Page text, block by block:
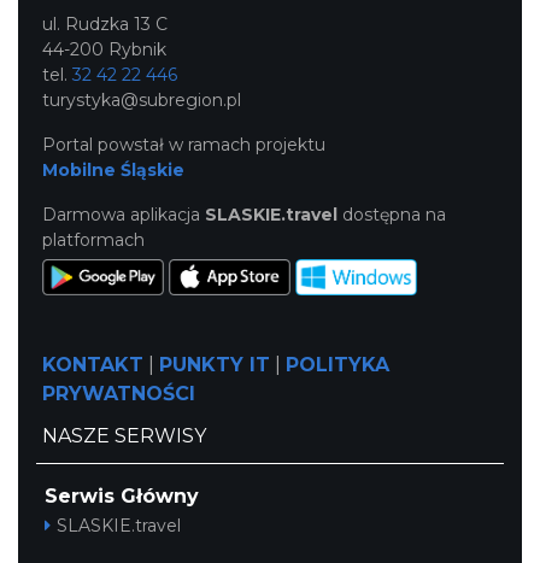
ul. Rudzka 13 C
44-200 Rybnik
tel. 32 42 22 446
turystyka@subregion.pl
Portal powstał w ramach projektu
Mobilne Śląskie
Darmowa aplikacja SLASKIE.travel dostępna na
platformach
KONTAKT PUNKTY IT
POLITYKA
PRYWATNOŚCI
NASZE SERWISY
Serwis Główny
SLASKIE.travel